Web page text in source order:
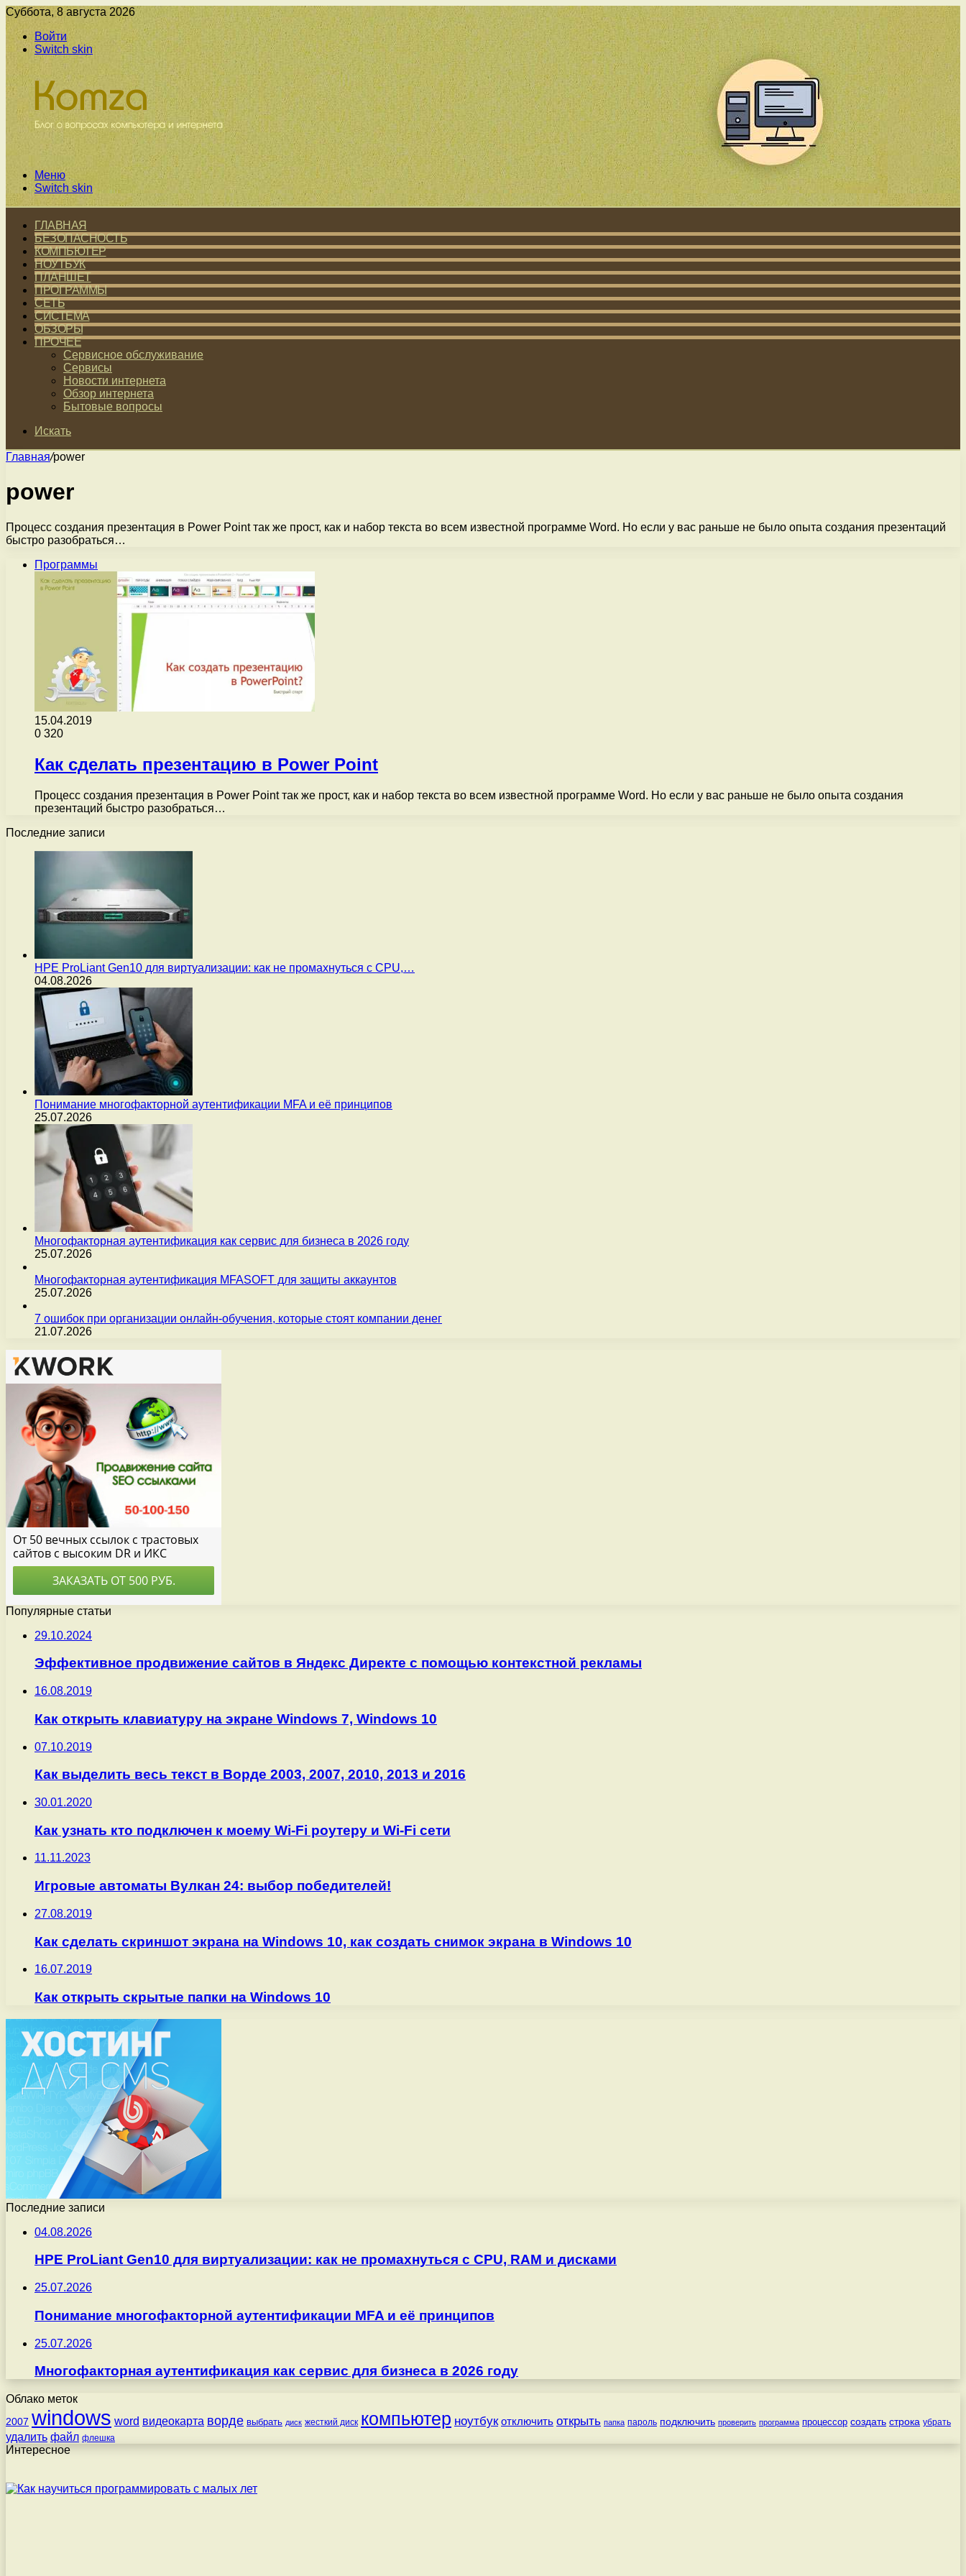
Суббота, 8 августа 2026
Войти
Switch skin
Меню
Switch skin
ГЛАВНАЯ
БЕЗОПАСНОСТЬ
КОМПЬЮТЕР
НОУТБУК
ПЛАНШЕТ
ПРОГРАММЫ
СЕТЬ
СИСТЕМА
ОБЗОРЫ
ПРОЧЕЕ
Сервисное обслуживание
Сервисы
Новости интернета
Обзор интернета
Бытовые вопросы
Искать
Главная/power
power
Процесс создания презентация в Power Point так же прост, как и набор текста во всем известной программе Word. Но если у вас раньше не было опыта создания презентаций
быстро разобраться…
Программы
15.04.2019
0 320
Как сделать презентацию в Power Point
Процесс создания презентация в Power Point так же прост, как и набор текста во всем известной программе Word. Но если у вас раньше не было опыта создания
презентаций быстро разобраться…
Последние записи
HPE ProLiant Gen10 для виртуализации: как не промахнуться с CPU,…
04.08.2026
Понимание многофакторной аутентификации MFA и её принципов
25.07.2026
Многофакторная аутентификация как сервис для бизнеса в 2026 году
25.07.2026
Многофакторная аутентификация MFASOFT для защиты аккаунтов
25.07.2026
7 ошибок при организации онлайн-обучения, которые стоят компании денег
21.07.2026
Популярные статьи
29.10.2024
Эффективное продвижение сайтов в Яндекс Директе с помощью контекстной рекламы
16.08.2019
Как открыть клавиатуру на экране Windows 7, Windows 10
07.10.2019
Как выделить весь текст в Ворде 2003, 2007, 2010, 2013 и 2016
30.01.2020
Как узнать кто подключен к моему Wi-Fi роутеру и Wi-Fi сети
11.11.2023
Игровые автоматы Вулкан 24: выбор победителей!
27.08.2019
Как сделать скриншот экрана на Windows 10, как создать снимок экрана в Windows 10
16.07.2019
Как открыть скрытые папки на Windows 10
Последние записи
04.08.2026
HPE ProLiant Gen10 для виртуализации: как не промахнуться с CPU, RAM и дисками
25.07.2026
Понимание многофакторной аутентификации MFA и её принципов
25.07.2026
Многофакторная аутентификация как сервис для бизнеса в 2026 году
Облако меток
2007 windows word видеокарта ворде выбрать диск жесткий диск компьютер ноутбук отключить открыть папка пароль подключить проверить программа процессор создать строка убрать
удалить файл флешка
Интересное